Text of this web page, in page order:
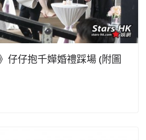
仔仔抱千嬅婚禮踩場 (附圖